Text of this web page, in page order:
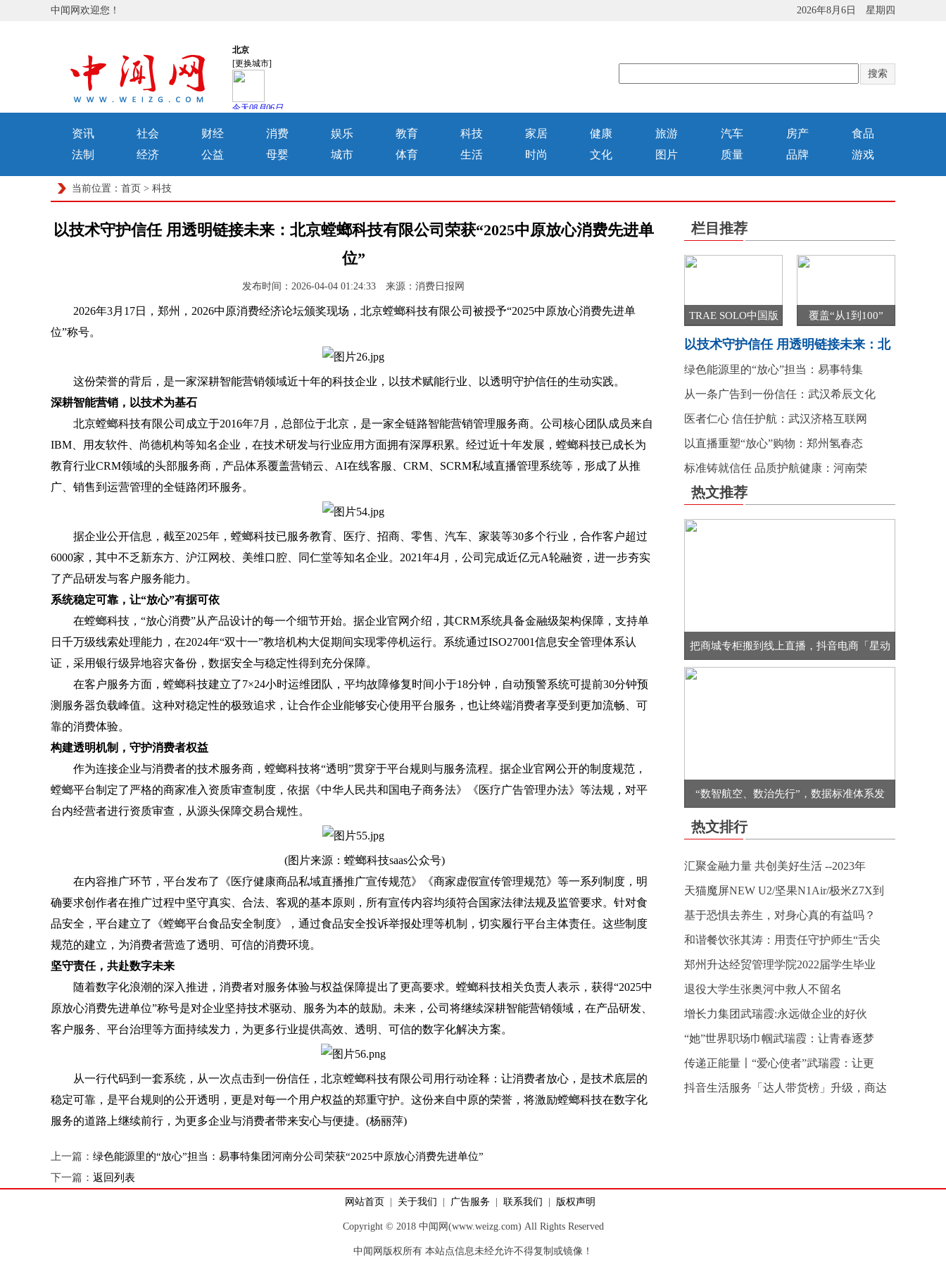
中闻网欢迎您！ 2026年8月6日 星期四
资讯 社会 财经 消费 娱乐 教育 科技 家居 健康 旅游 汽车 房产
食品
法制
经济 公益 母婴 城市 体育 生活 时尚 文化 图片 质量 品牌 游戏
当前位置： 首页 > 科技
以技术守护信任 用透明链接未来：北京螳螂科技有限公司荣获“2025中原放心消费先进单
位”
发布时间：2026-04-04 01:24:33 来源：消费日报网
2026年3月17日，郑州，2026中原消费经济论坛颁奖现场，北京螳螂科技有限公司被授予“2025中原放心消费先进单
位”称号。
这份荣誉的背后，是一家深耕智能营销领域近十年的科技企业，以技术赋能行业、以透明守护信任的生动实践。
深耕智能营销，以技术为基石
北京螳螂科技有限公司成立于2016年7月，总部位于北京，是一家全链路智能营销管理服务商。公司核心团队成员来自
IBM、用友软件、尚德机构等知名企业，在技术研发与行业应用方面拥有深厚积累。经过近十年发展，螳螂科技已成长为
教育行业CRM领域的头部服务商，产品体系覆盖营销云、AI在线客服、CRM、SCRM私域直播管理系统等，形成了从推
广、销售到运营管理的全链路闭环服务。
据企业公开信息，截至2025年，螳螂科技已服务教育、医疗、招商、零售、汽车、家装等30多个行业，合作客户超过
6000家，其中不乏新东方、沪江网校、美维口腔、同仁堂等知名企业。2021年4月，公司完成近亿元A轮融资，进一步夯实
了产品研发与客户服务能力。
系统稳定可靠，让“放心”有据可依
在螳螂科技，“放心消费”从产品设计的每一个细节开始。据企业官网介绍，其CRM系统具备金融级架构保障，支持单
日千万级线索处理能力，在2024年“双十一”教培机构大促期间实现零停机运行。系统通过ISO27001信息安全管理体系认
证，采用银行级异地容灾备份，数据安全与稳定性得到充分保障。
在客户服务方面，螳螂科技建立了7×24小时运维团队，平均故障修复时间小于18分钟，自动预警系统可提前30分钟预
测服务器负载峰值。这种对稳定性的极致追求，让合作企业能够安心使用平台服务，也让终端消费者享受到更加流畅、可
靠的消费体验。
构建透明机制，守护消费者权益
作为连接企业与消费者的技术服务商，螳螂科技将“透明”贯穿于平台规则与服务流程。据企业官网公开的制度规范，
螳螂平台制定了严格的商家准入资质审查制度，依据《中华人民共和国电子商务法》《医疗广告管理办法》等法规，对平
台内经营者进行资质审查，从源头保障交易合规性。
(图片来源：螳螂科技saas公众号)
在内容推广环节，平台发布了《医疗健康商品私域直播推广宣传规范》《商家虚假宣传管理规范》等一系列制度，明
确要求创作者在推广过程中坚守真实、合法、客观的基本原则，所有宣传内容均须符合国家法律法规及监管要求。针对食
品安全，平台建立了《螳螂平台食品安全制度》，通过食品安全投诉举报处理等机制，切实履行平台主体责任。这些制度
规范的建立，为消费者营造了透明、可信的消费环境。
坚守责任，共赴数字未来
随着数字化浪潮的深入推进，消费者对服务体验与权益保障提出了更高要求。螳螂科技相关负责人表示，获得“2025中
原放心消费先进单位”称号是对企业坚持技术驱动、服务为本的鼓励。未来，公司将继续深耕智能营销领域，在产品研发、
客户服务、平台治理等方面持续发力，为更多行业提供高效、透明、可信的数字化解决方案。
从一行代码到一套系统，从一次点击到一份信任，北京螳螂科技有限公司用行动诠释：让消费者放心，是技术底层的
稳定可靠，是平台规则的公开透明，更是对每一个用户权益的郑重守护。这份来自中原的荣誉，将激励螳螂科技在数字化
服务的道路上继续前行，为更多企业与消费者带来安心与便捷。(杨丽萍)
上一篇： 绿色能源里的“放心”担当：易事特集团河南分公司荣获“2025中原放心消费先进单位”
下一篇： 返回列表
栏目推荐
TRAE SOLO中国版 覆盖“从1到100”
以技术守护信任 用透明链接未来：北
绿色能源里的“放心”担当：易事特集
从一条广告到一份信任：武汉希辰文化
医者仁心 信任护航：武汉济格互联网
以直播重塑“放心”购物：郑州氢春态
标准铸就信任 品质护航健康：河南荣
热文推荐
把商城专柜搬到线上直播，抖音电商「星动
“数智航空、数治先行”，数据标准体系发
热文排行
汇聚金融力量 共创美好生活 --2023年
天猫魔屏NEW U2/坚果N1Air/极米Z7X到
基于恐惧去养生，对身心真的有益吗？
和谐餐饮张其涛：用责任守护师生“舌尖
郑州升达经贸管理学院2022届学生毕业
退役大学生张奥河中救人不留名
增长力集团武瑞霞:永远做企业的好伙
“她”世界职场巾帼武瑞霞：让青春逐梦
传递正能量〡“爱心使者”武瑞霞：让更
抖音生活服务「达人带货榜」升级，商达
网站首页 关于我们 广告服务 联系我们 版权声明
Copyright © 2018 中闻网(www.weizg.com) All Rights Reserved
中闻网版权所有 本站点信息未经允许不得复制或镜像！